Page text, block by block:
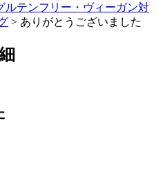
ルテンフリー・ヴィーガン対
> ありがとうございました